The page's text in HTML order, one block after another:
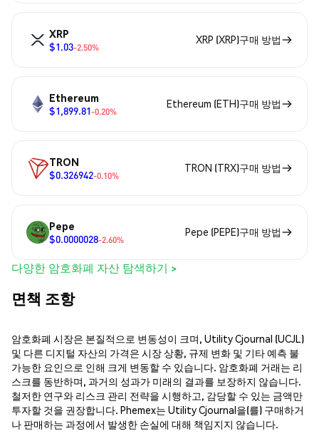
XRP
$1.03-2.50%
XRP (XRP)구매 방법
Ethereum
$1,899.81-0.20%
Ethereum (ETH)구매 방법
TRON
$0.326942-0.10%
TRON (TRX)구매 방법
Pepe
$0.0000028-2.60%
Pepe (PEPE)구매 방법
다양한 암호화폐 자산 탐색하기 >
면책 조항
암호화폐 시장은 본질적으로 변동성이 크며, Utility Cjournal (UCJL)
및 다른 디지털 자산의 가격은 시장 상황, 규제 변화 및 기타 예측 불
가능한 요인으로 인해 크게 변동할 수 있습니다. 암호화폐 거래는 리
스크를 동반하며, 과거의 성과가 미래의 결과를 보장하지 않습니다.
철저한 연구와 리스크 관리 전략을 시행하고, 감당할 수 있는 금액만
투자할 것을 권장합니다. Phemex는 Utility Cjournal을(를) 구매하거
나 판매하는 과정에서 발생한 손실에 대해 책임지지 않습니다.